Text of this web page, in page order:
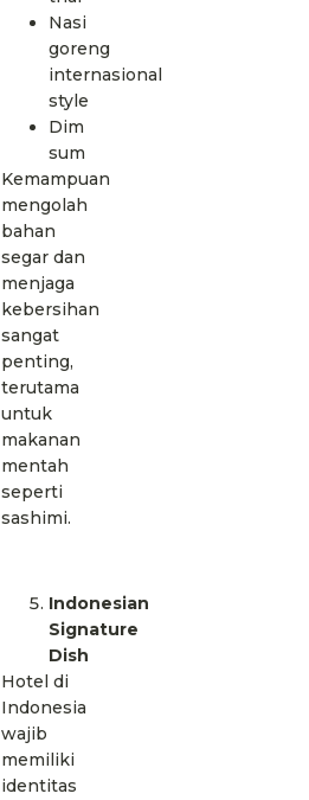
Nasi
goreng
internasional
style
Dim
sum
Kemampuan
mengolah
bahan
segar dan
menjaga
kebersihan
sangat
penting,
terutama
untuk
makanan
mentah
seperti
sashimi.
Indonesian
Signature
Dish
Hotel di
Indonesia
wajib
memiliki
identitas